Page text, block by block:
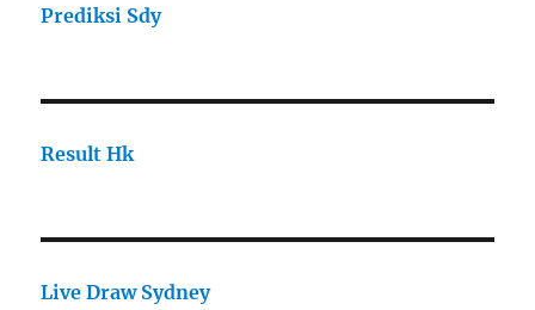
Prediksi Sdy
Result Hk
Live Draw Sydney